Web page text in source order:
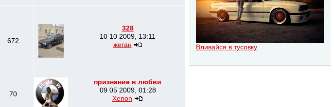
Вливайся в тусовку
672
328
10 10 2009, 13:11
жеган
70
признание в любви
09 05 2009, 01:28
Xenon